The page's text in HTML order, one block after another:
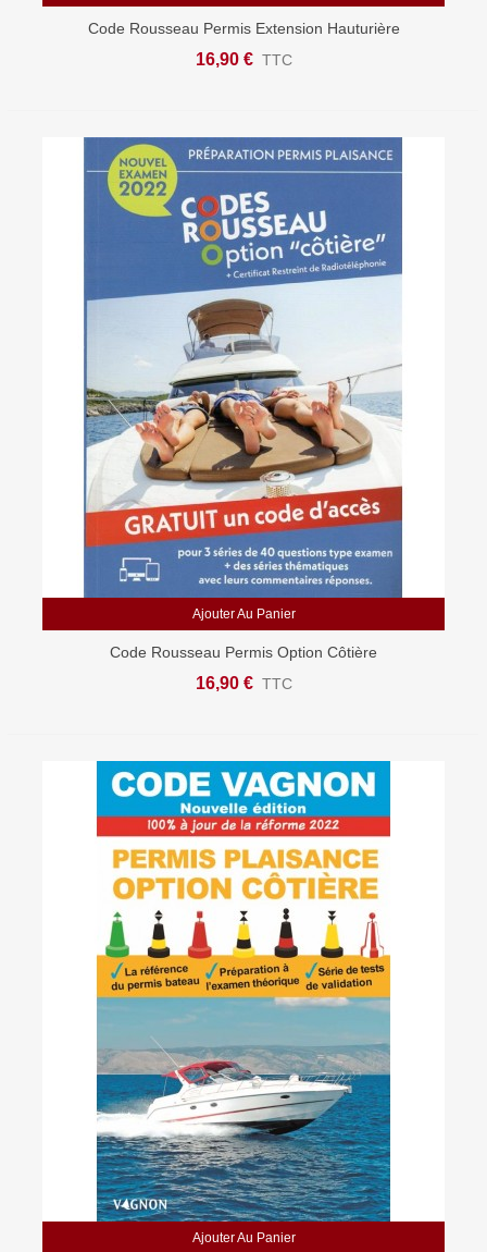
Code Rousseau Permis Extension Hauturière
16,90 € TTC
Ajouter Au Panier
Code Rousseau Permis Option Côtière
16,90 € TTC
Ajouter Au Panier